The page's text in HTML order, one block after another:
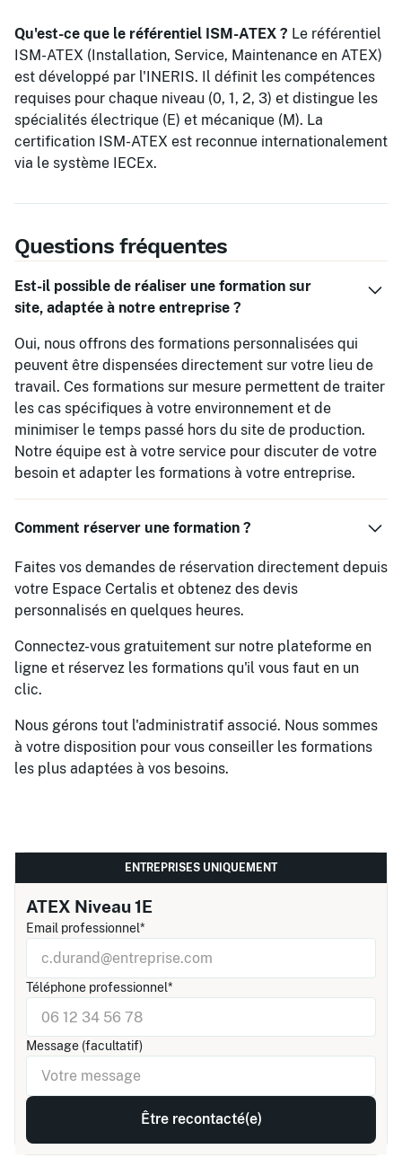
Qu'est-ce que le référentiel ISM-ATEX ? Le référentiel
ISM-ATEX (Installation, Service, Maintenance en ATEX)
est développé par l'INERIS. Il définit les compétences
requises pour chaque niveau (0, 1, 2, 3) et distingue les
spécialités électrique (E) et mécanique (M). La
certification ISM-ATEX est reconnue internationalement
via le système IECEx.
Questions fréquentes
Est-il possible de réaliser une formation sur
site, adaptée à notre entreprise ?
Oui, nous offrons des formations personnalisées qui
peuvent être dispensées directement sur votre lieu de
travail. Ces formations sur mesure permettent de traiter
les cas spécifiques à votre environnement et de
minimiser le temps passé hors du site de production.
Notre équipe est à votre service pour discuter de votre
besoin et adapter les formations à votre entreprise.
Comment réserver une formation ?
Faites vos demandes de réservation directement depuis
votre Espace Certalis et obtenez des devis
personnalisés en quelques heures.
Connectez-vous gratuitement sur notre plateforme en
ligne et réservez les formations qu'il vous faut en un
clic.
Nous gérons tout l'administratif associé. Nous sommes
à votre disposition pour vous conseiller les formations
les plus adaptées à vos besoins.
ENTREPRISES UNIQUEMENT
ATEX Niveau 1E
Email professionnel*
Téléphone professionnel*
Message (facultatif)